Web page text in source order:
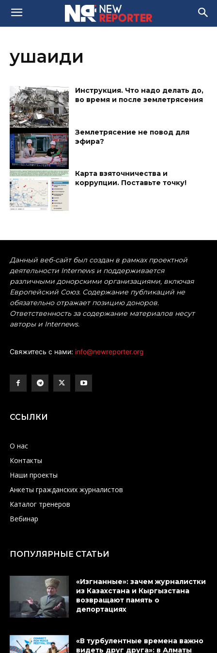
ушаиди
Инструкция. Что надо делать до,
во время и после землетрясения
Землетрясение не повод для
эфира?
Карта взяточничества и
коррупции. Поставьте точку!
Данный веб-сайт был создан в рамках проектной
деятельности Internews и поддерживается
различными донорскими организациями, включая
Европейский Союз. Содержание публикаций не
обязательно отражает позицию доноров.
Ответственность за содержание материалов несут
авторы и Internews.
Свяжитесь с нами: info@newreporter.org
ССЫЛКИ
О нас
Контакты
Наши проекты
Анкеты гражданских журналистов
Каталог тренеров
Вебинар
ПОПУЛЯРНЫЕ СТАТЬИ
«Изгнанные»: зачем журналистки
из Казахстана и Кыргызстана
возвращают память о
депортациях
«В турбулентные времена важно
видеть друг друга»: в Алматы